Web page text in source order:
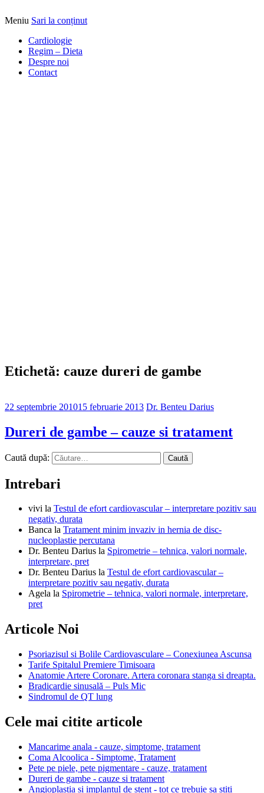
DrBendo.ro
Alimentatia sa iti fie medicatia
Meniu Sari la conținut
Cardiologie
Regim – Dieta
Despre noi
Contact
Etichetă: cauze dureri de gambe
22 septembrie 201015 februarie 2013 Dr. Benteu Darius
Dureri de gambe – cauze si tratament
Caută după:
Intrebari
vivi la Testul de efort cardiovascular – interpretare pozitiv sau
negativ, durata
Banca la Tratament minim invaziv in hernia de disc-
nucleoplastie percutana
Dr. Benteu Darius la Spirometrie – tehnica, valori normale,
interpretare, pret
Dr. Benteu Darius la Testul de efort cardiovascular –
interpretare pozitiv sau negativ, durata
Agela la Spirometrie – tehnica, valori normale, interpretare,
pret
Articole Noi
Psoriazisul si Bolile Cardiovasculare – Conexiunea Ascunsa
Tarife Spitalul Premiere Timisoara
Anatomie Artere Coronare. Artera coronara stanga si dreapta.
Bradicardie sinusală – Puls Mic
Sindromul de QT lung
Cele mai citite articole
Mancarime anala - cauze, simptome, tratament
Coma Alcoolica - Simptome, Tratament
Pete pe piele, pete pigmentare - cauze, tratament
Dureri de gambe - cauze si tratament
Angioplastia si implantul de stent - tot ce trebuie sa stiti